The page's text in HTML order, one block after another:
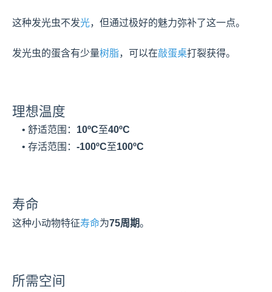
这种发光虫不发光，但通过极好的魅力弥补了这一点。
发光虫的蛋含有少量树脂，可以在敲蛋桌打裂获得。
理想温度
    • 舒适范围：
10ºC至40ºC
    • 存活范围：
-100ºC至100ºC
寿命
这种小动物特征寿命为75周期。
所需空间